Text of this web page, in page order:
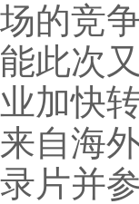
场的竞
能此次
业加快
来自海
录片并